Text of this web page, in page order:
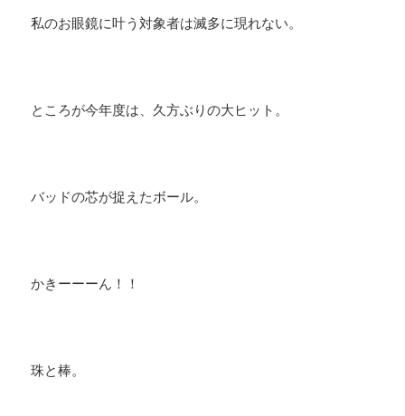
私のお眼鏡に叶う対象者は滅多に現れない。
ところが今年度は、久方ぶりの大ヒット。
バッドの芯が捉えたボール。
かきーーーん！！
珠と棒。